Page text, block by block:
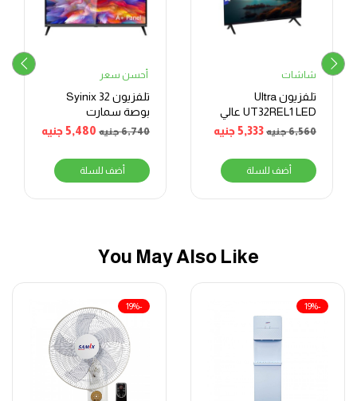
شاشات
تلفزيون Ultra
UT32REL1 LED عالي
الدقة بدون إطار
6,560جنيه 5,333جنيه
أضف للسلة
أحسن سعر
تلفزيون Syinix 32
بوصة سمارت
كاستHD – LED
6,740جنيه 5,480جنيه
أضف للسلة
You May Also Like
-19%
-19%